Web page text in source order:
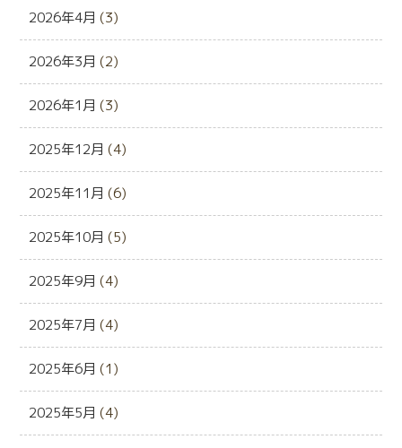
2026年4月 (3)
2026年3月 (2)
2026年1月 (3)
2025年12月 (4)
2025年11月 (6)
2025年10月 (5)
2025年9月 (4)
2025年7月 (4)
2025年6月 (1)
2025年5月 (4)